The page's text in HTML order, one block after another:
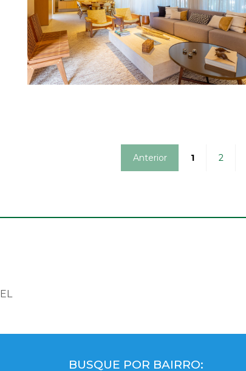
Anterior 1 2
BUSQUE POR BAIRRO: